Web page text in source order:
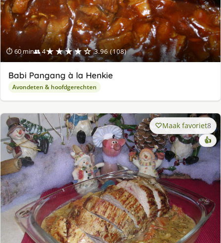
⏱ 60 min👥 4★★★★☆ 3.96 (108)
Babi Pangang à la Henkie
Avondeten & hoofdgerechten
Maak favoriet8
👍